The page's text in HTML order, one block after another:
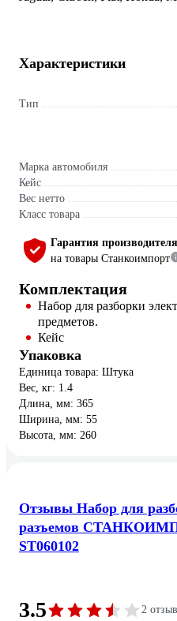
Характеристики
Тип
Марка автомобиля
Кейс
Вес нетто
Класс товара
Гарантия
на товары Станкоимпорт
Комплектация
Набор для разборки
предметов.
Кейс
Упаковка
Единица товара: Штука
Вес, кг: 1.4
Длина, мм: 365
Ширина, мм: 55
Высота, мм: 260
Отзывы Набор для
разъемов
ST060102
3.5 2